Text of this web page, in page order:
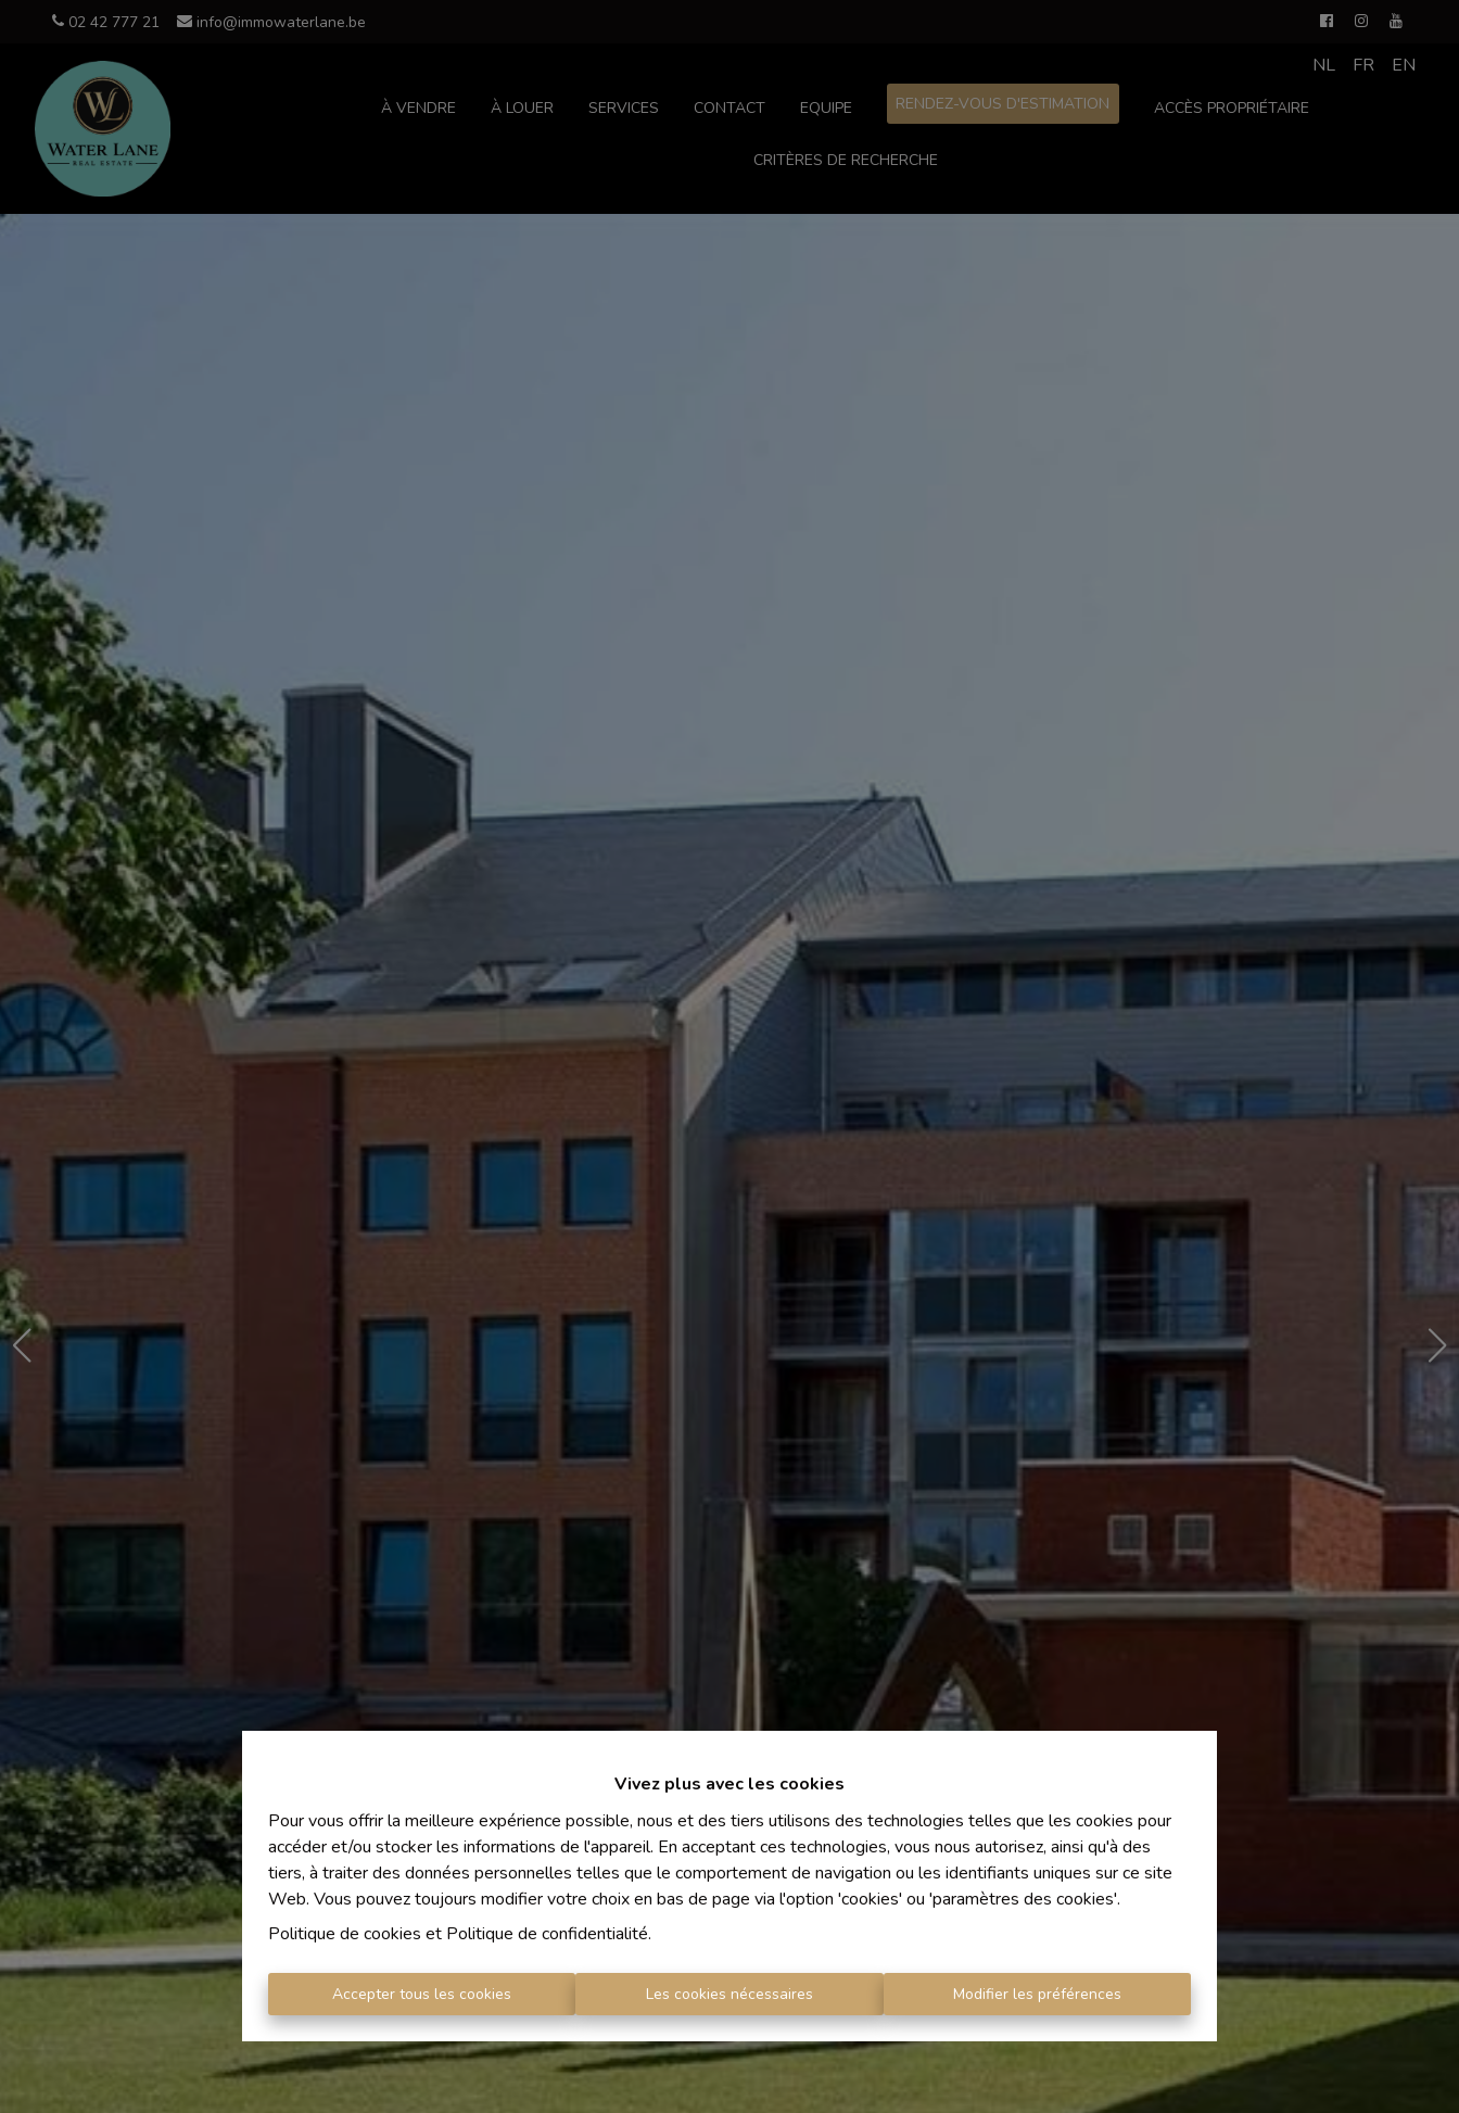
Vivez plus avec les cookies
Pour vous offrir la meilleure expérience possible, nous et des tiers utilisons des technologies telles que les cookies pour
accéder et/ou stocker les informations de l'appareil. En acceptant ces technologies, vous nous autorisez, ainsi qu'à des
tiers, à traiter des données personnelles telles que le comportement de navigation ou les identifiants uniques sur ce site
Web. Vous pouvez toujours modifier votre choix en bas de page via l'option 'cookies' ou 'paramètres des cookies'.
Politique de cookies et Politique de confidentialité.
Accepter tous les cookies Les cookies nécessaires Modifier les préférences
02 42 777 21 info@immowaterlane.be
À VENDRE À LOUER SERVICES CONTACT EQUIPE RENDEZ-VOUS D'ESTIMATION ACCÈS PROPRIÉTAIRE
CRITÈRES DE RECHERCHE
NL FR EN